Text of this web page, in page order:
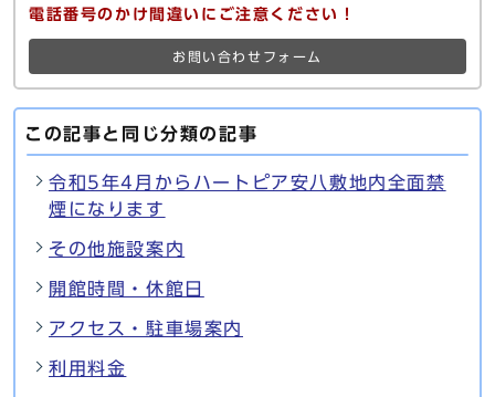
電話番号のかけ間違いにご注意ください！
お問い合わせフォーム
この記事と同じ分類の記事
令和5年4月からハートピア安八敷地内全面禁
煙になります
その他施設案内
開館時間・休館日
アクセス・駐車場案内
利用料金